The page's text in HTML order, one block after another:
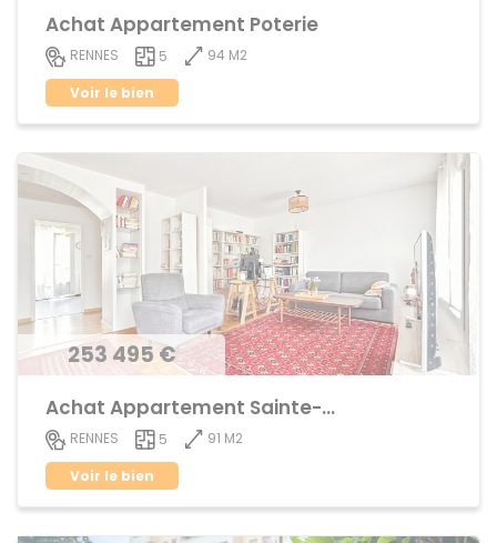
Achat Appartement Poterie
RENNES 5
94 M2
Voir le bien
253 495 €
Achat Appartement Sainte-Thérèse
RENNES 5
91 M2
Voir le bien